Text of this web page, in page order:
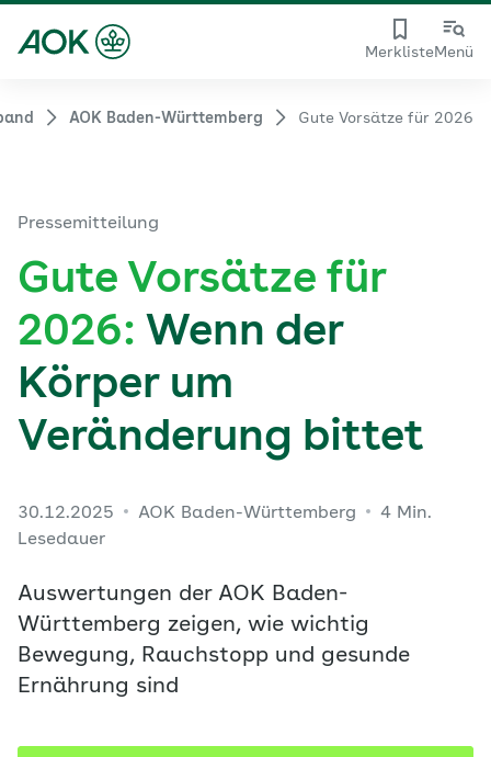
MerklisteMenü
AOK Baden-Württemberg Gute Vorsätze für 2026
Pressemitteilung
Gute Vorsätze für
2026: Wenn der
Körper um
Veränderung bittet
30.12.2025 AOK Baden-Württemberg
4 Min.
Lesedauer
Auswertungen der AOK Baden-
Württemberg zeigen, wie wichtig
Bewegung, Rauchstopp und gesunde
Ernährung sind